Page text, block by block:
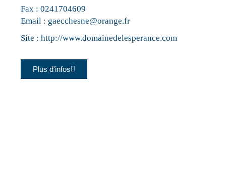
Fax : 0241704609
Email : gaecchesne@orange.fr
Site :http://www.domainedelesperance.com
Plus d'infos